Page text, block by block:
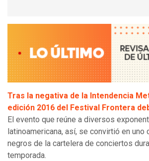
Tras la negativa de la Intendencia
edición 2016 del Festival Frontera
El evento que reúne a diversos
latinoamericana, así, se convirtió en uno
negros de la cartelera de conciertos
temporada.